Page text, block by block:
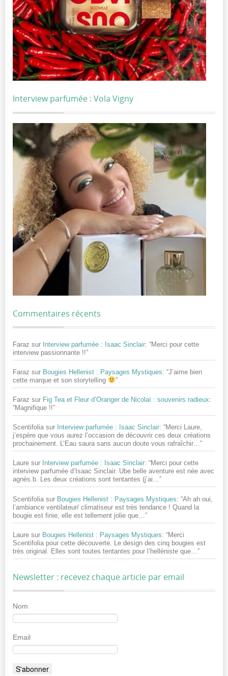
Interview parfumée : Vola Vigny
Commentaires récents
Faraz sur Interview parfumée : Isaac Sinclair: “Merci pour cette
interview passionnante !!”
Faraz sur Bougies Hellenist : Paysages Mystiques: “J’aime bien
cette marque et son storytelling
”
Faraz sur Fig Tea et Fleur d’Oranger de Nicolaï : souvenirs radieux:
“Magnifique !!”
Scentifolia sur Interview parfumée : Isaac Sinclair: “Merci Laure,
j’espère que vous aurez l’occasion de découvrir ces deux créations
prochainement. L’Eau saura sans aucun doute vous rafraîchir…”
Laure sur Interview parfumée : Isaac Sinclair: “Merci pour cette
interview parfumée d’Isaac Sinclair. Ube belle aventure est née avec
agnès.b. Les deux créations sont tentantes (j’ai…”
Scentifolia sur Bougies Hellenist : Paysages Mystiques: “Ah ah oui,
l’ambiance ventilateur/ climatiseur est très tendance ! Quand la
bougie est finie, elle est tellement jolie que… ”
Laure sur Bougies Hellenist : Paysages Mystiques: “Merci
Scentifolia pour cette découverte. Le design des cinq bougies est
très original. Elles sont toutes tentantes pour l’helléniste que… ”
Newsletter : recevez chaque article par email
Nom
Email